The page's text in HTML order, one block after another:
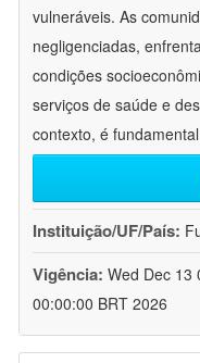
vulneráveis. As
negligenciadas,
condições
serviços de saúde e
contexto, é
Instituição/UF/País:
Vigência: Wed Dec 13
00:00:00 BRT 2026